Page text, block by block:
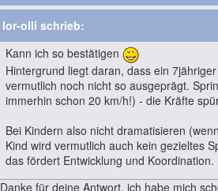
lor-olli schrieb:
Kann ich so bestätigen
Hintergrund liegt daran, dass ein
vermutlich noch nicht so ausgeprägt.
immerhin schon 20 km/h!) - die Kräfte
Bei Kindern also nicht dramatisieren
Kind wird vermutlich auch kein gezieltes
das fördert Entwicklung und Koordination.
Danke für deine Antwort, ich habe mich